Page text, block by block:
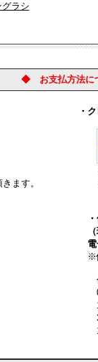
ラシ
◆ お支払方法に
ます。
・
※
※
（
電
※
代
0